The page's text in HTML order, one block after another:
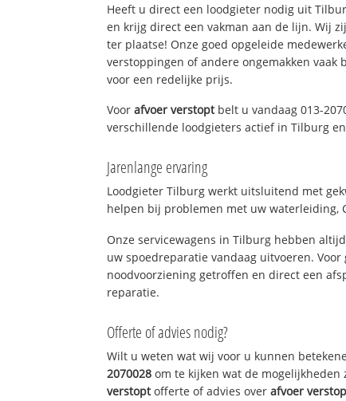
Heeft u direct een loodgieter nodig uit
en krijg direct een vakman aan de lijn. Wij
ter plaatse! Onze goed opgeleide
verstoppingen of andere ongemakken vaak
voor een redelijke prijs.
Voorafvoer verstoptbelt u vandaag 013-
verschillende loodgieters actief in Tilburg
Jarenlange ervaring
Loodgieter Tilburg werkt uitsluitend met
helpen bij problemen met uw waterleiding,
Onze servicewagens in Tilburg hebben
uw spoedreparatie vandaag uitvoeren.
noodvoorziening getroffen en direct een
reparatie.
Offerte of advies nodig?
Wilt u weten wat wij voor u kunnen
2070028 om te kijken wat de
verstoptofferte of advies overafvoer